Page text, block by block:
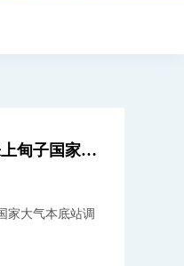
内蒙古锡林郭勒盟气象局来上甸子国家大气本底站调研交流
家大气本底站调